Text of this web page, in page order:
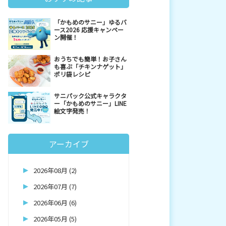
「かもめのサニー」ゆるバ
ース2026 応援キャンペー
ン開催！
おうちでも簡単！お子さん
も喜ぶ「チキンナゲット」
ポリ袋レシピ
サニパック公式キャラクタ
ー「かもめのサニー」LINE
絵文字発売！
アーカイブ
2026年08月 (2)
2026年07月 (7)
2026年06月 (6)
2026年05月 (5)